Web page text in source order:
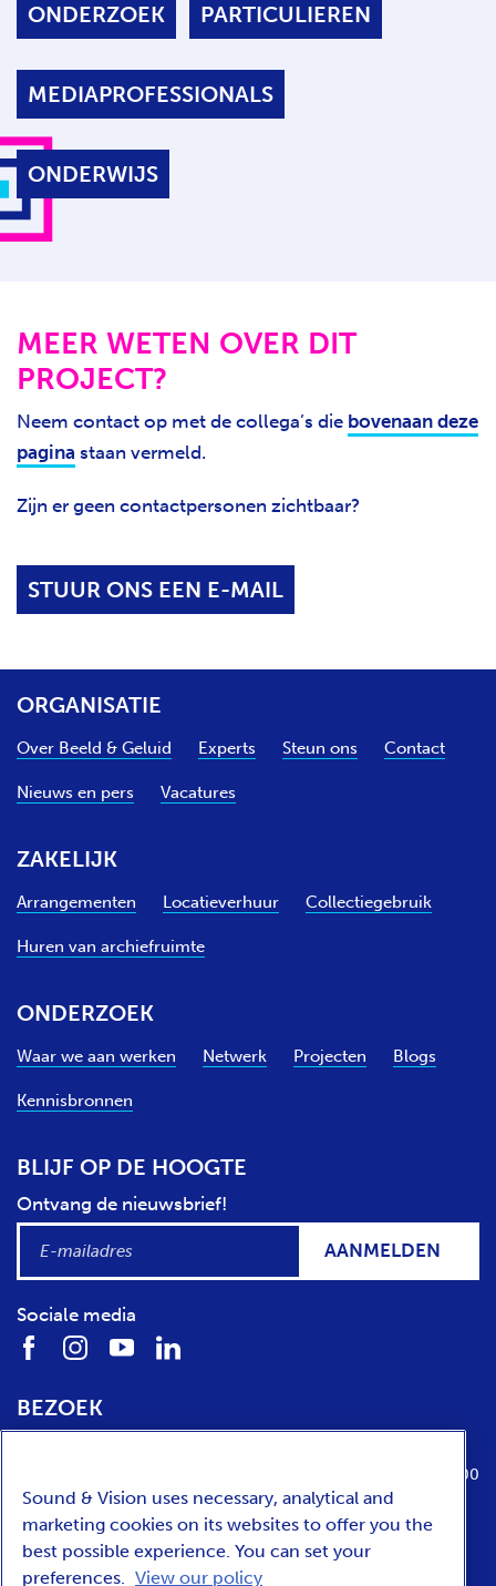
ONDERZOEK PARTICULIEREN
MEDIAPROFESSIONALS
ONDERWIJS
MEER WETEN OVER DIT
PROJECT?
Neem contact op met de collega’s die bovenaan deze
pagina staan vermeld.
Zijn er geen contactpersonen zichtbaar?
STUUR ONS EEN E-MAIL
ORGANISATIE
Over Beeld & Geluid Experts Steun ons Contact
Nieuws en pers Vacatures
ZAKELIJK
Arrangementen Locatieverhuur Collectiegebruik
Huren van archiefruimte
ONDERZOEK
Waar we aan werken Netwerk Projecten Blogs
Kennisbronnen
BLIJF OP DE HOOGTE
Ontvang de nieuwsbrief!
AANMELDEN
Sociale media
BEZOEK
1217 WE Hilversum
dinsdag t/m zondag van 10:00 tot 17:00
Sound & Vision uses necessary, analytical and
marketing cookies on its websites to offer you the
best possible experience. You can set your
preferences. View our policy